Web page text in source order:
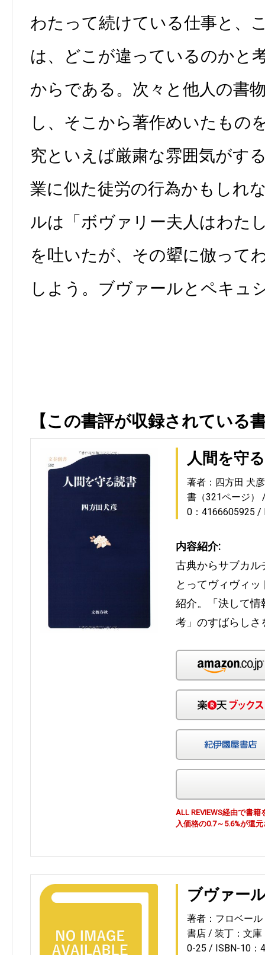
わたって続けている仕事と、
は、どこが違っているのかと
からである。次々と他人の書
し、そこから著作めいたもの
究といえば厳粛な雰囲気がす
業に似た徒労の行為かもしれ
ルは「ボヴァリー夫人はわた
を吐いたが、その顰に倣って
しよう。ブヴァールとペキュ
【この書評が収録されている
人間を守
著者：四方田 犬彦
書（321ページ）
0：4166605925
内容紹介:
古典からサブカル
とってヴィヴィ
紹介。「決して情
考」のすばらしさ
ALL REVIEWS経由で書
入価格の0.7～5.6%が還
ブヴァー
著者：フロベール
書店
装丁：文庫
0-25
ISBN-10：